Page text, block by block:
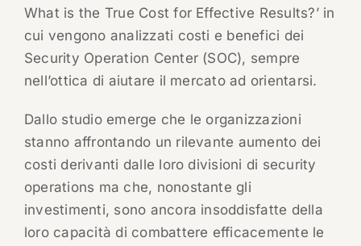
What is the True Cost for Effective Results?’ in
cui vengono analizzati costi e benefici dei
Security Operation Center (SOC), sempre
nell’ottica di aiutare il mercato ad orientarsi.
Dallo studio emerge che le organizzazioni
stanno affrontando un rilevante aumento dei
costi derivanti dalle loro divisioni di security
operations ma che, nonostante gli
investimenti, sono ancora insoddisfatte della
loro capacità di combattere efficacemente le